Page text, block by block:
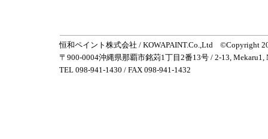
恒和ペイント株式会社 / KOWAPAINT.Co.,Ltd ©Copyright
〒900-0004沖縄県那覇市銘苅1丁目2番13号 / 2-13, Mekaru1,
TEL 098-941-1430 / FAX 098-941-1432